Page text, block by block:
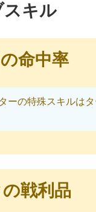
スキル
命中率
ーの特殊スキルは
戦利品